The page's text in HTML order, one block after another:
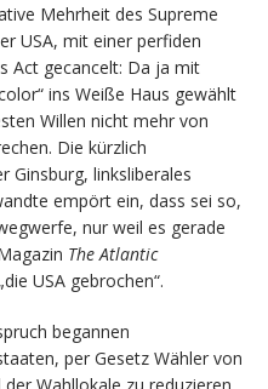
Mehrheit des Supreme
USA, mit einer perfiden
Act gecancelt: Da ja mit
ins Weiße Haus gewählt
Willen nicht mehr von
Die kürzlich
Ginsburg, linksliberales
empört ein, dass sei so,
nur weil es gerade
The Atlantic
USA gebrochen“.
begannen
per Gesetz Wähler von
Wahllokale zu reduzieren